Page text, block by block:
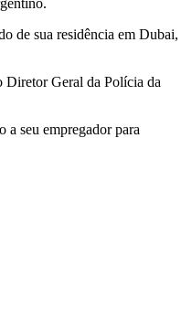
de sua residência em Dubai,
Diretor Geral da Polícia da
a seu empregador para